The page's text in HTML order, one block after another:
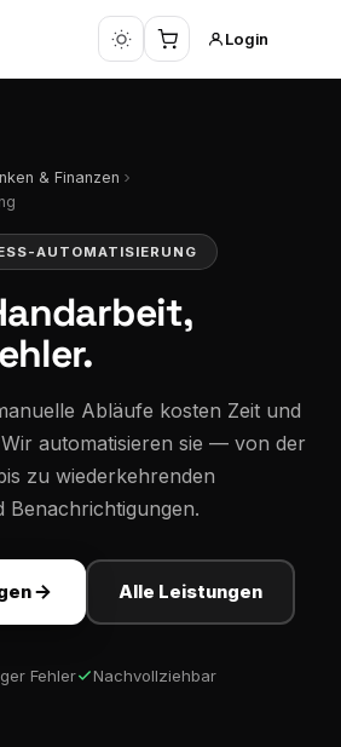
Login
& Finanzen
AUTOMATISIERUNG
Abläufe kosten Zeit und
automatisieren sie — von der
zu wiederkehrenden
Benachrichtigungen.
Alle Leistungen
Fehler Nachvollziehbar